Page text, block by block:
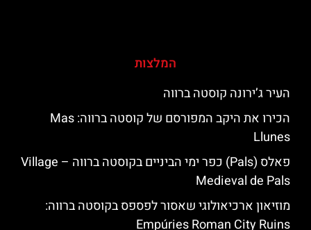
המלצות
העיר ג’ירונה קוסטה ברווה
הכירו את היקב המפורסם של קוסטה ברווה: ‪‪Mas
Llunes‬‬
פאלס (Pals) כפר ימי הביניים בקוסטה ברווה – ‪‪Village
Medieval de Pals‬‬
מוזיאון ארכיאולוגי שאסור לפספס בקוסטה ברווה:
Empúries Roman City Ruins